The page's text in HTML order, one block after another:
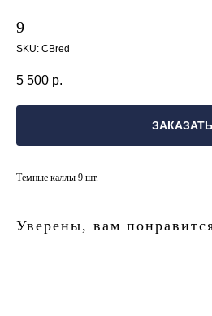
9
SKU: СВred
5 500 р.
ЗАКАЗАТЬ
Темные каллы 9 шт.
Уверены, вам